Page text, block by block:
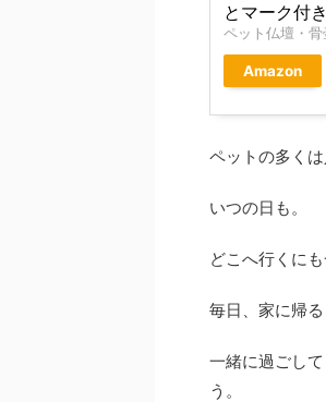
とマーク付
ペット仏壇・骨
Amazon
ペットの多く
いつの日も。
どこへ行くにも
毎日、家に帰る
一緒に過ごし
う。